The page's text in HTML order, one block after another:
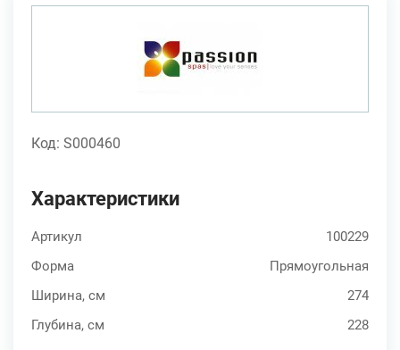
Код: S000460
Характеристики
Артикул
100229
Форма
Прямоугольная
Ширина, см
274
Глубина, см
228